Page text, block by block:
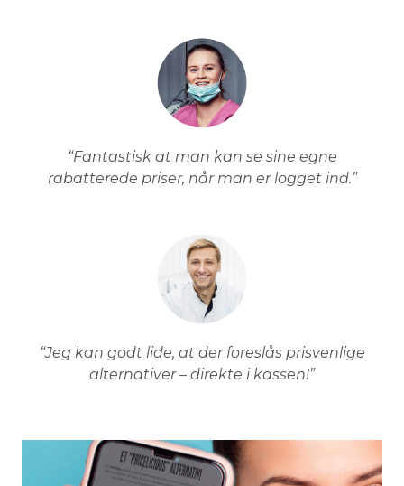
“Fantastisk at man kan se sine egne
rabatterede priser, når man er logget ind.”
“Jeg kan godt lide, at der foreslås prisvenlige
alternativer – direkte i kassen!”